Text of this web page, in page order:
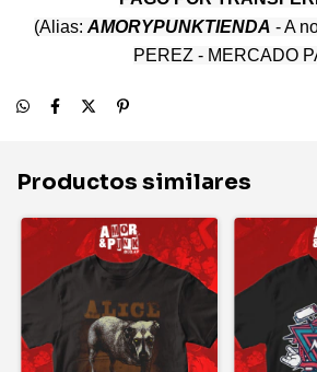
(Alias: AMORYPUNKTIENDA - A
PEREZ - MERCADO
Productos similares